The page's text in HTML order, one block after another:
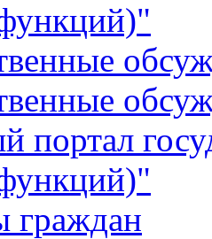
портал
граждан